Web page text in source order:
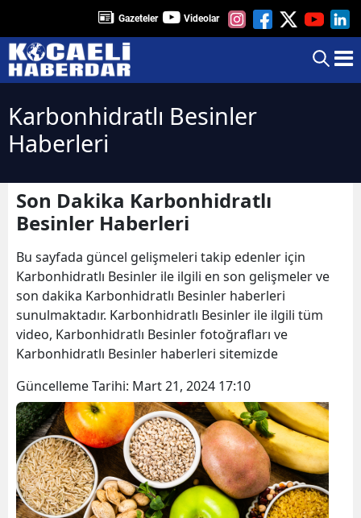
Gazeteler Videolar
Karbonhidratlı Besinler
Haberleri
Son Dakika Karbonhidratlı
Besinler Haberleri
Bu sayfada güncel gelişmeleri takip edenler için
Karbonhidratlı Besinler ile ilgili en son gelişmeler ve
son dakika Karbonhidratlı Besinler haberleri
sunulmaktadır. Karbonhidratlı Besinler ile ilgili tüm
video, Karbonhidratlı Besinler fotoğrafları ve
Karbonhidratlı Besinler haberleri sitemizde
Güncelleme Tarihi: Mart 21, 2024 17:10